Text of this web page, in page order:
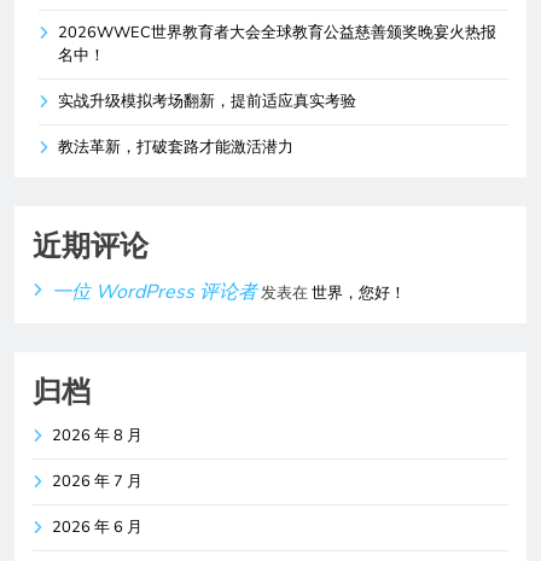
2026WWEC世界教育者大会全球教育公益慈善颁奖晚宴火热报
名中！
实战升级模拟考场翻新，提前适应真实考验
教法革新，打破套路才能激活潜力
近期评论
一位 WordPress 评论者发表在世界，您好！
归档
2026 年 8 月
2026 年 7 月
2026 年 6 月